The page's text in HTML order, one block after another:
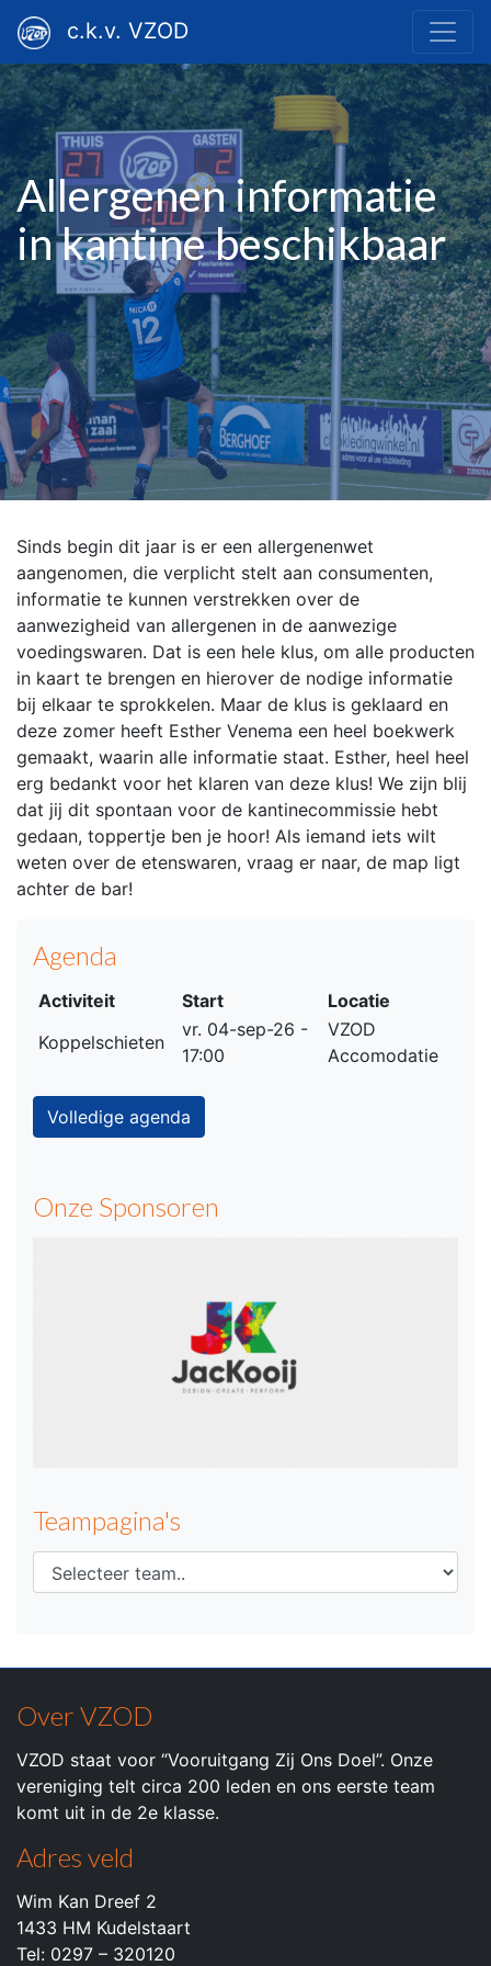
c.k.v. VZOD
Allergenen informatie
in kantine beschikbaar
Sinds begin dit jaar is er een allergenenwet
aangenomen, die verplicht stelt aan consumenten,
informatie te kunnen verstrekken over de
aanwezigheid van allergenen in de aanwezige
voedingswaren. Dat is een hele klus, om alle producten
in kaart te brengen en hierover de nodige informatie
bij elkaar te sprokkelen. Maar de klus is geklaard en
deze zomer heeft Esther Venema een heel boekwerk
gemaakt, waarin alle informatie staat. Esther, heel heel
erg bedankt voor het klaren van deze klus! We zijn blij
dat jij dit spontaan voor de kantinecommissie hebt
gedaan, toppertje ben je hoor! Als iemand iets wilt
weten over de etenswaren, vraag er naar, de map ligt
achter de bar!
Agenda
Activiteit Start
Locatie
Koppelschieten
vr. 04-sep-26 -
17:00
VZOD
Accomodatie
Volledige agenda
Onze Sponsoren
Teampagina's
Over VZOD
VZOD staat voor “Vooruitgang Zij Ons Doel”. Onze
vereniging telt circa 200 leden en ons eerste team
komt uit in de 2e klasse.
Adres veld
Wim Kan Dreef 2
1433 HM Kudelstaart
Tel: 0297 – 320120